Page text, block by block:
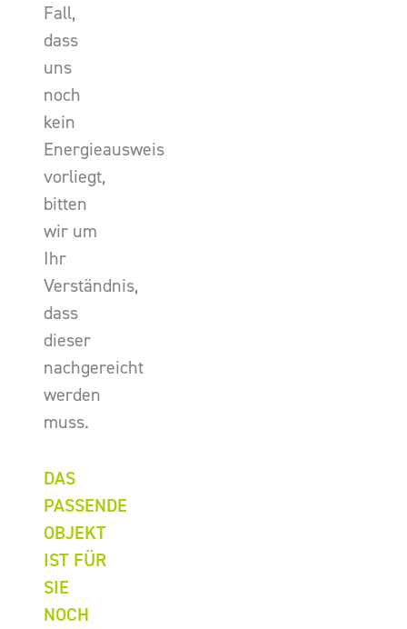
Fall,
dass
uns
noch
kein
Energieausweis
vorliegt,
bitten
wir um
Ihr
Verständnis,
dass
dieser
nachgereicht
werden
muss.
DAS
PASSENDE
OBJEKT
IST FÜR
SIE
NOCH